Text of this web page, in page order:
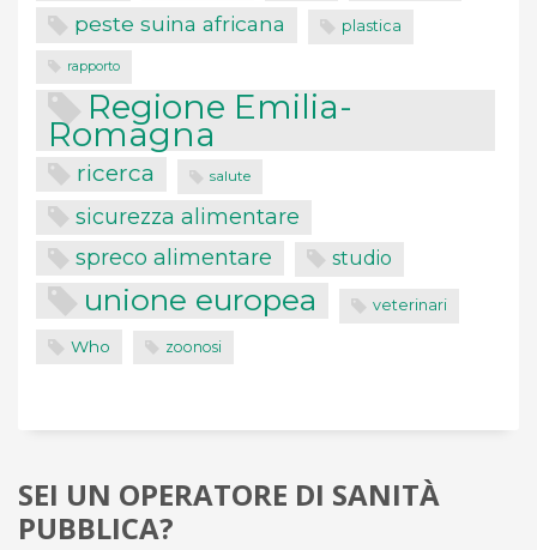
peste suina africana plastica
rapporto
Regione Emilia-
Romagna
ricerca salute
sicurezza alimentare
spreco alimentare studio
unione europea veterinari
Who zoonosi
SEI UN OPERATORE DI SANITÀ
PUBBLICA?